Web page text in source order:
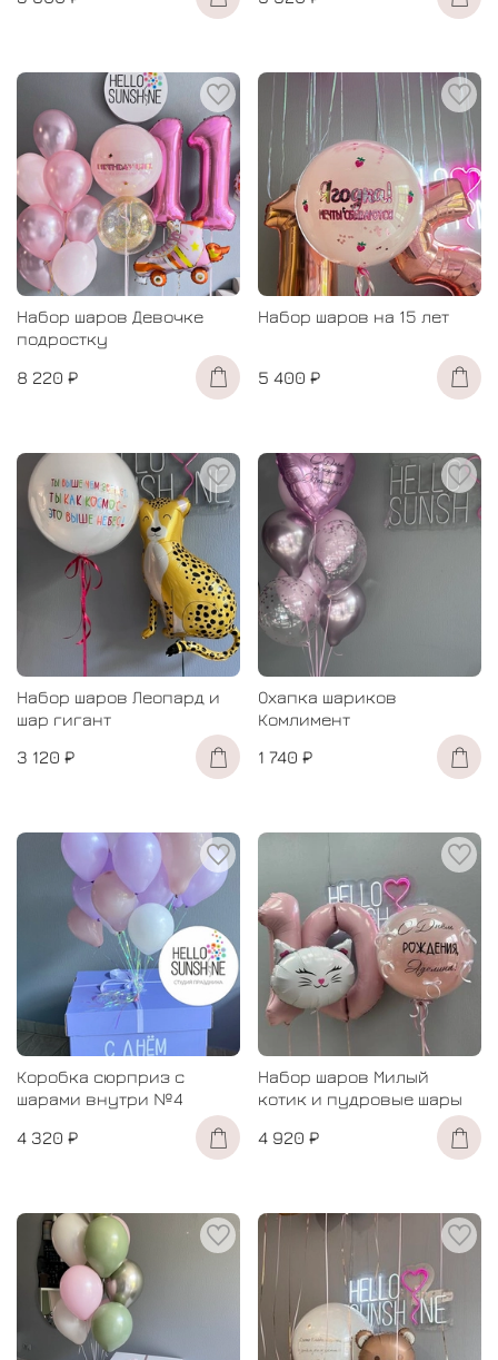
Набор шаров Девочке
подростку
8 220 ₽
Набор шаров на 15 лет
5 400 ₽
Набор шаров Леопард и
шар гигант
3 120 ₽
Охапка шариков
Комлимент
1 740 ₽
Коробка сюрприз с
шарами внутри №4
4 320 ₽
Набор шаров Милый
котик и пудровые шары
4 920 ₽